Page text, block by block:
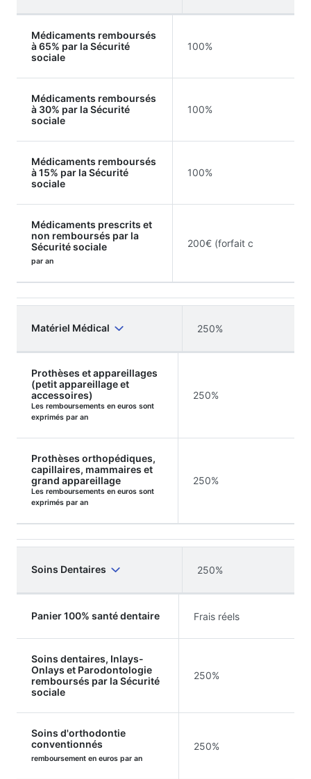
Médicaments remboursés
à 65% par la Sécurité
sociale
100%
Médicaments remboursés
à 30% par la Sécurité
sociale
100%
Médicaments remboursés
à 15% par la Sécurité
sociale
100%
Médicaments prescrits et
non remboursés par la
Sécurité sociale
par an
200€ (forfait c
Matériel Médical 250%
Prothèses et appareillages
(petit appareillage et
accessoires)
Les remboursements en euros sont
exprimés par an
250%
Prothèses orthopédiques,
capillaires, mammaires et
grand appareillage
Les remboursements en euros sont
exprimés par an
250%
Soins Dentaires 250%
Panier 100% santé dentaire Frais réels
Soins dentaires, Inlays-
Onlays et Parodontologie
remboursés par la Sécurité
sociale
250%
Soins d'orthodontie
conventionnés
remboursement en euros par an
250%